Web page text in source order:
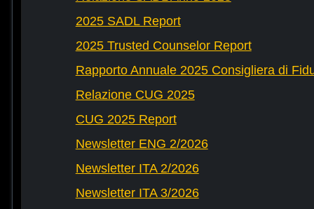
2025 SADL Report
2025 Trusted Counselor Report
Rapporto Annuale 2025 Consigliera di
Relazione CUG 2025
CUG 2025 Report
Newsletter ENG 2/2026
Newsletter ITA 2/2026
Newsletter ITA 3/2026